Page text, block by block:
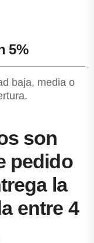
5%
baja, media o
son
pedido
la
entre 4